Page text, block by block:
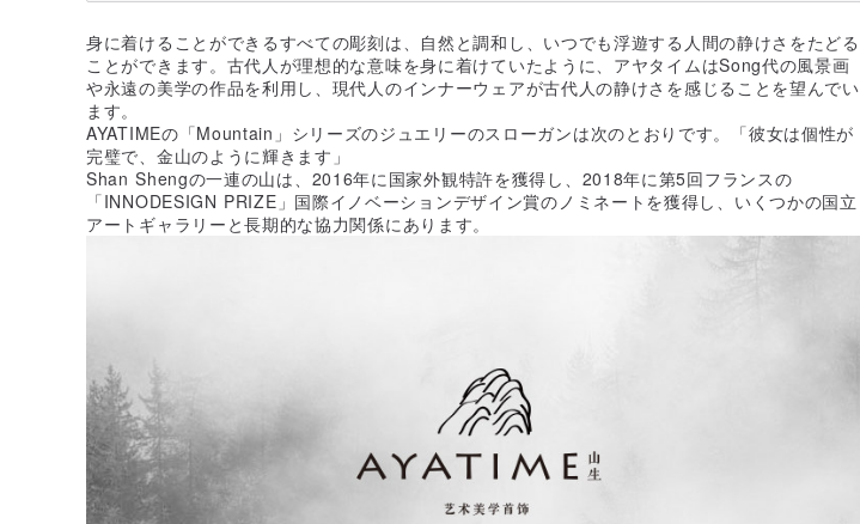
身に着けることができるすべての彫刻は、自然と調和し、いつでも浮遊する人間の静けさをたどる
ことができます。古代人が理想的な意味を身に着けていたように、アヤタイムはSong代の風景画
や永遠の美学の作品を利用し、現代人のインナーウェアが古代人の静けさを感じることを望んでい
ます。
AYATIMEの「Mountain」シリーズのジュエリーのスローガンは次のとおりです。「彼女は個性が
完璧で、金山のように輝きます」
Shan Shengの一連の山は、2016年に国家外観特許を獲得し、2018年に第5回フランスの
「INNODESIGN PRIZE」国際イノベーションデザイン賞のノミネートを獲得し、いくつかの国立
アートギャラリーと長期的な協力関係にあります。